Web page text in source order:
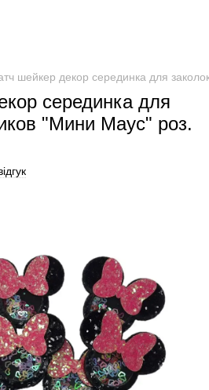
шейкер декор серединка для
серединка для
"Мини Маус" роз.